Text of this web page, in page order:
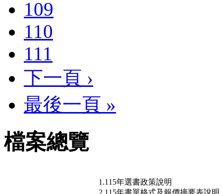
109
110
111
下一頁 ›
最後一頁 »
檔案總覽
1.115年選書政策說明